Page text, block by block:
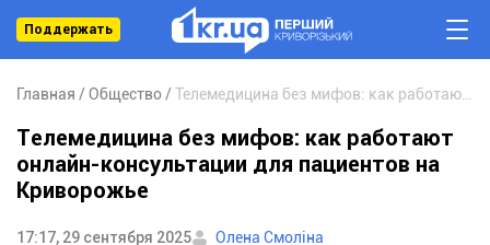
Поддержать
Главная Общество
Телемедицина без мифов: как работают
онлайн-консультации для пациентов на
Криворожье
17:17, 29 сентября 2025
Олена Смоліна